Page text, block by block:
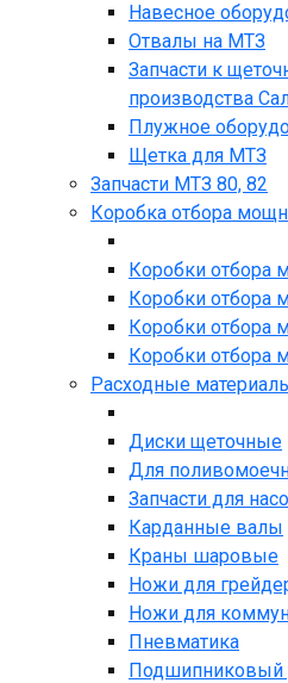
Навесное
Отвалы на МТЗ
Запчасти к
производства
Плужное
Щетка для МТЗ
Запчасти МТЗ 80, 82
Коробка отбора
Коробки отбора
Коробки отбора
Коробки отбора
Коробки отбора
Расходные
Диски щеточные
Для
Запчасти для
Карданные валы
Краны шаровые
Ножи для
Ножи для
Пневматика
Подшипниковый